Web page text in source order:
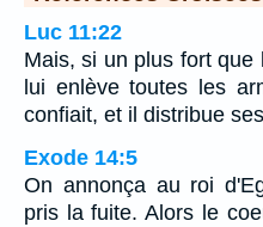
Luc 11:22
Mais, si un plus fort que
lui enlève toutes les
confiait, et il distribue
Exode 14:5
On annonça au roi
pris la fuite. Alors le